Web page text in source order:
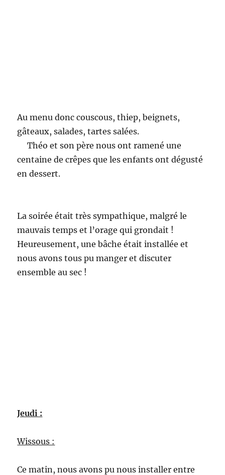
Au menu donc couscous, thiep, beignets,
gâteaux, salades, tartes salées.
Théo et son père nous ont ramené une
centaine de crêpes que les enfants ont dégusté
en dessert.
La soirée était très sympathique, malgré le
mauvais temps et l’orage qui grondait !
Heureusement, une bâche était installée et
nous avons tous pu manger et discuter
ensemble au sec !
Jeudi :
Wissous :
Ce matin, nous avons pu nous installer entre